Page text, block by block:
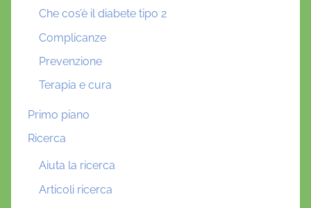
Che cos’è il diabete tipo 2
Complicanze
Prevenzione
Terapia e cura
Primo piano
Ricerca
Aiuta la ricerca
Articoli ricerca